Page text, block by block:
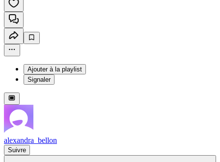
Ajouter à la playlist
Signaler
alexandra_bellon
Suivre